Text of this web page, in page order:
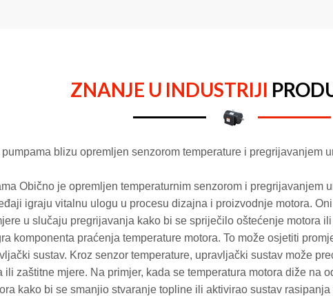
ZNANJE U INDUSTRIJI
blizu opremljen senzorom temperature i pregrijavanjem
Obično je opremljen temperaturnim senzorom i pregrijavanjem
igraju vitalnu ulogu u procesu dizajna i proizvodnje motora.
u slučaju pregrijavanja kako bi se spriječilo oštećenje motora ili
komponenta praćenja temperature motora. To može osjetiti
sustav. Kroz senzor temperature, upravljački sustav može
zaštitne mjere. Na primjer, kada se temperatura motora diže na
kako bi se smanjio stvaranje topline ili aktivirao sustav